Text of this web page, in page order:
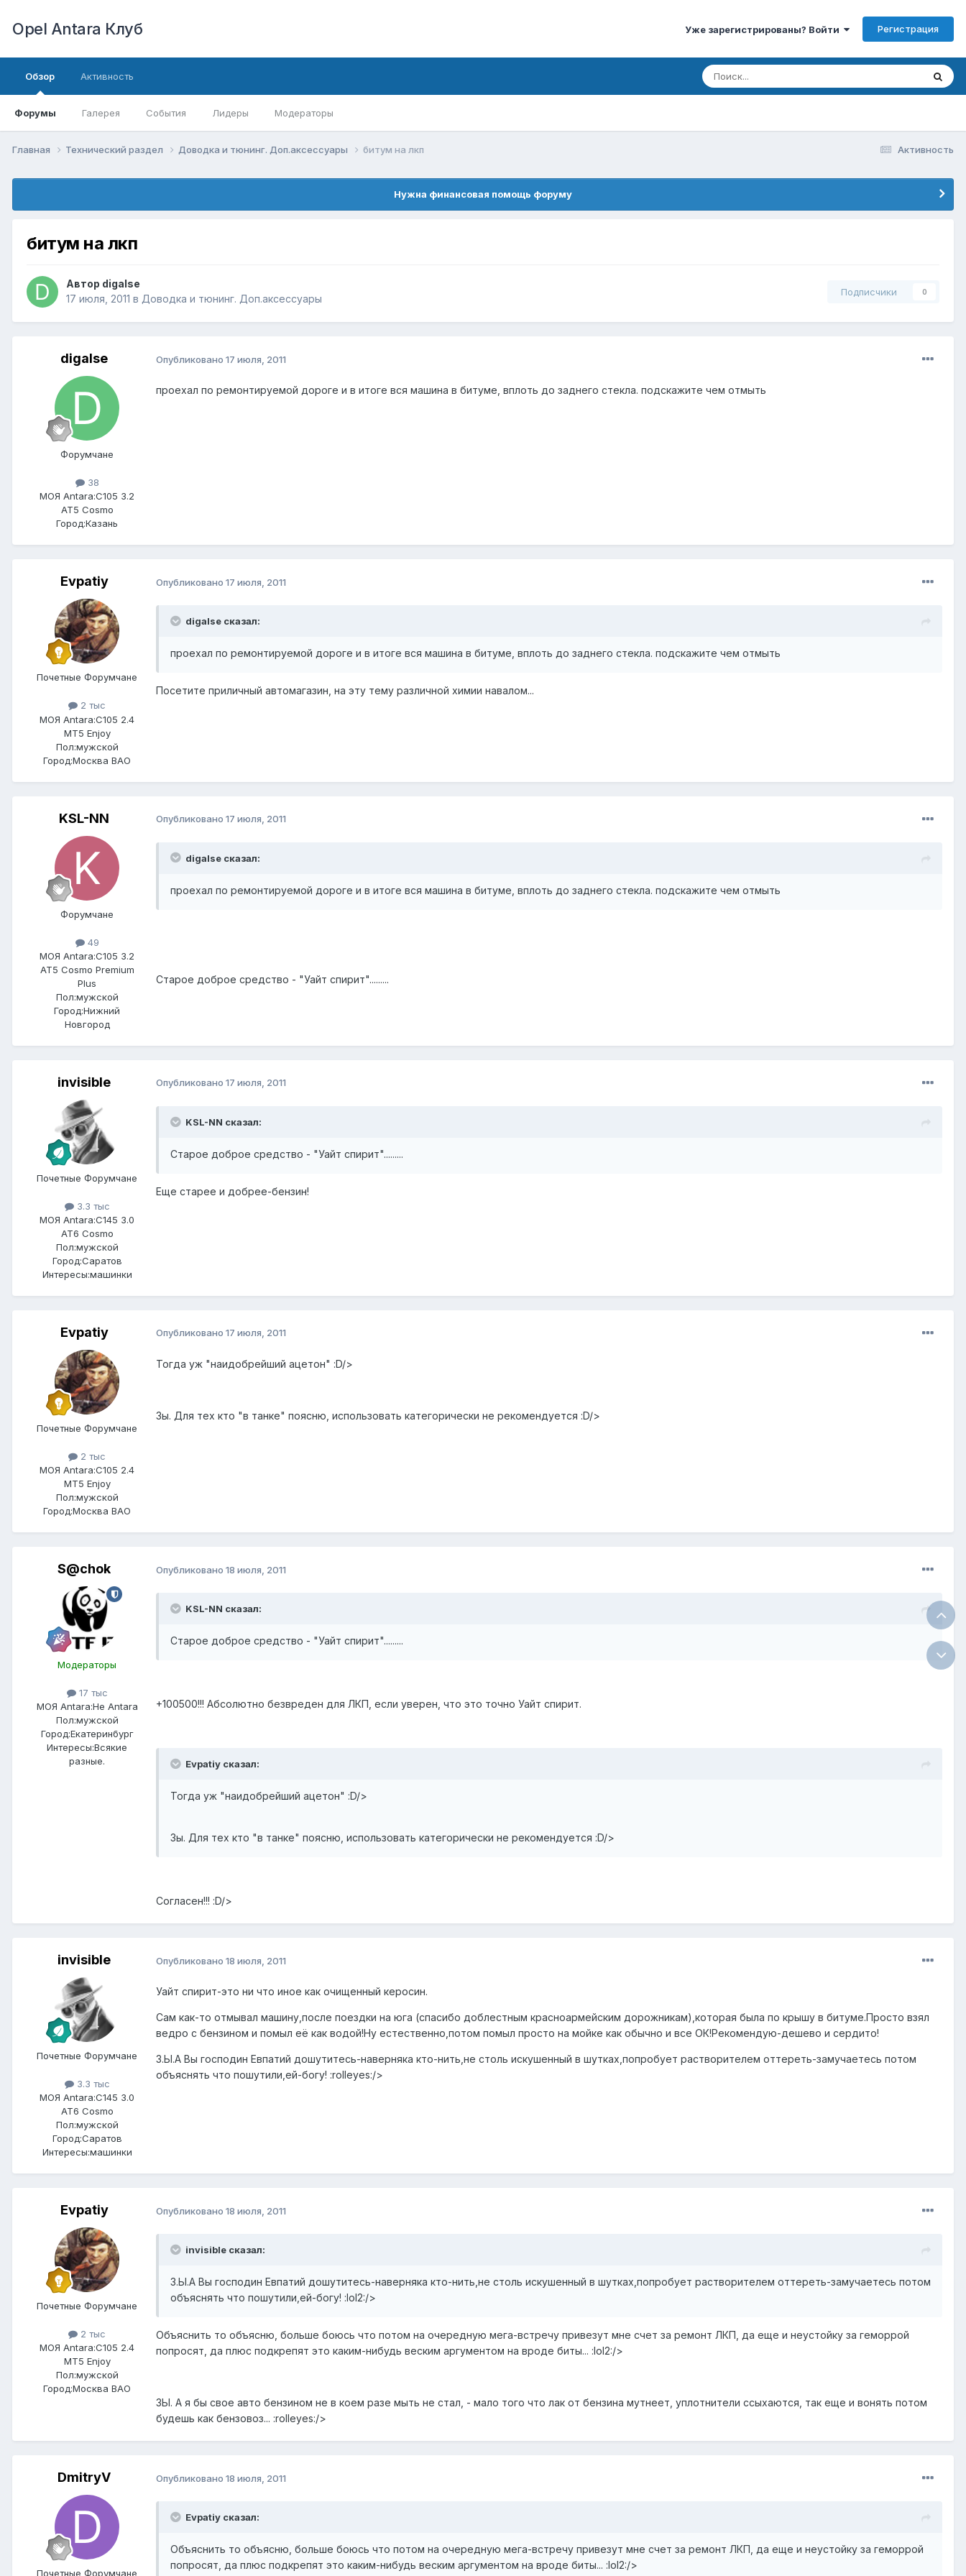
Opel Antara Клуб Уже зарегистрированы? Войти Регистрация
Обзор
Форумы Галерея События Лидеры Модераторы
Активность
Активность
Главная Технический раздел Доводка и тюнинг. Доп.аксессуары битум на лкп
Нужна финансовая помощь форуму
битум на лкп
Автор digalse
17 июля, 2011 в Доводка и тюнинг. Доп.аксессуары
Подписчики 0
digalse
Форумчане
38
МОЯ Antara:C105 3.2
AT5 Cosmo
Город:Казань
Опубликовано 17 июля, 2011
проехал по ремонтируемой дороге и в итоге вся машина в битуме, вплоть до заднего стекла. подскажите чем отмыть
Evpatiy
Почетные Форумчане
2 тыс
МОЯ Antara:C105 2.4
MT5 Enjoy
Пол:мужской
Город:Москва ВАО
Опубликовано 17 июля, 2011
digalse сказал:
проехал по ремонтируемой дороге и в итоге вся машина в битуме, вплоть до заднего стекла. подскажите чем отмыть
Посетите приличный автомагазин, на эту тему различной химии навалом...
KSL-NN
Форумчане
49
МОЯ Antara:C105 3.2
AT5 Cosmo Premium
Plus
Пол:мужской
Город:Нижний
Новгород
Опубликовано 17 июля, 2011
digalse сказал:
проехал по ремонтируемой дороге и в итоге вся машина в битуме, вплоть до заднего стекла. подскажите чем отмыть
Старое доброе средство - "Уайт спирит".........
invisible
Почетные Форумчане
3.3 тыс
МОЯ Antara:C145 3.0
AT6 Cosmo
Пол:мужской
Город:Саратов
Интересы:машинки
Опубликовано 17 июля, 2011
KSL-NN сказал:
Старое доброе средство - "Уайт спирит".........
Еще старее и добрее-бензин!
Evpatiy
Почетные Форумчане
2 тыс
МОЯ Antara:C105 2.4
MT5 Enjoy
Пол:мужской
Город:Москва ВАО
Опубликовано 17 июля, 2011
Тогда уж "наидобрейший ацетон" :D/>
Зы. Для тех кто "в танке" поясню, использовать категорически не рекомендуется :D/>
S@chok
Модераторы
17 тыс
МОЯ Antara:Не Antara
Пол:мужской
Город:Екатеринбург
Интересы:Всякие
разные.
Опубликовано 18 июля, 2011
KSL-NN сказал:
Старое доброе средство - "Уайт спирит".........
+100500!!! Абсолютно безвреден для ЛКП, если уверен, что это точно Уайт спирит.
Evpatiy сказал:
Тогда уж "наидобрейший ацетон" :D/>
Зы. Для тех кто "в танке" поясню, использовать категорически не рекомендуется :D/>
Согласен!!! :D/>
invisible
Почетные Форумчане
3.3 тыс
МОЯ Antara:C145 3.0
AT6 Cosmo
Пол:мужской
Город:Саратов
Интересы:машинки
Опубликовано 18 июля, 2011
Уайт спирит-это ни что иное как очищенный керосин.
Сам как-то отмывал машину,после поездки на юга (спасибо доблестным красноармейским дорожникам),которая была по крышу в битуме.Просто взял
ведро с бензином и помыл её как водой!Ну естественно,потом помыл просто на мойке как обычно и все ОК!Рекомендую-дешево и сердито!
З.Ы.А Вы господин Евпатий дошутитесь-наверняка кто-нить,не столь искушенный в шутках,попробует растворителем оттереть-замучаетесь потом
объяснять что пошутили,ей-богу! :rolleyes:/>
Evpatiy
Почетные Форумчане
2 тыс
МОЯ Antara:C105 2.4
MT5 Enjoy
Пол:мужской
Город:Москва ВАО
Опубликовано 18 июля, 2011
invisible сказал:
З.Ы.А Вы господин Евпатий дошутитесь-наверняка кто-нить,не столь искушенный в шутках,попробует растворителем оттереть-замучаетесь потом
объяснять что пошутили,ей-богу! :lol2:/>
Объяснить то объясню, больше боюсь что потом на очередную мега-встречу привезут мне счет за ремонт ЛКП, да еще и неустойку за геморрой
попросят, да плюс подкрепят это каким-нибудь веским аргументом на вроде биты... :lol2:/>
ЗЫ. А я бы свое авто бензином не в коем разе мыть не стал, - мало того что лак от бензина мутнеет, уплотнители ссыхаются, так еще и вонять потом
будешь как бензовоз... :rolleyes:/>
DmitryV
Почетные Форумчане
Опубликовано 18 июля, 2011
Evpatiy сказал:
Объяснить то объясню, больше боюсь что потом на очередную мега-встречу привезут мне счет за ремонт ЛКП, да еще и неустойку за геморрой
попросят, да плюс подкрепят это каким-нибудь веским аргументом на вроде биты... :lol2:/>